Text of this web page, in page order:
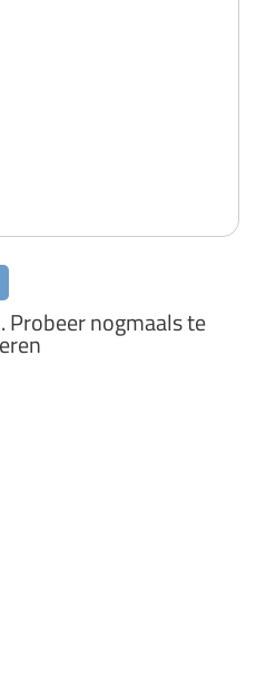
Probeer nogmaals te